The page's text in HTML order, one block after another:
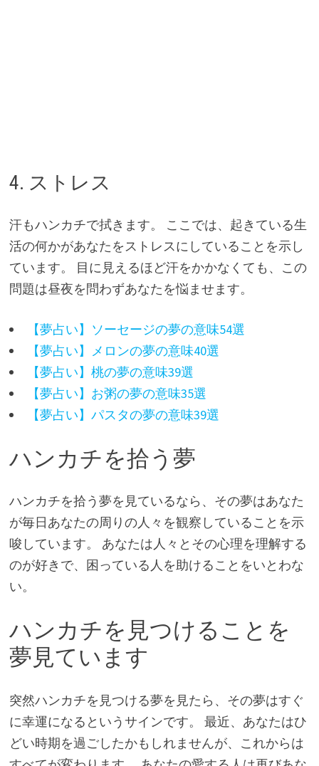
4. ストレス
汗もハンカチで拭きます。 ここでは、起きている生
活の何かがあなたをストレスにしていることを示し
ています。 目に見えるほど汗をかかなくても、この
問題は昼夜を問わずあなたを悩ませます。
【夢占い】ソーセージの夢の意味54選
【夢占い】メロンの夢の意味40選
【夢占い】桃の夢の意味39選
【夢占い】お粥の夢の意味35選
【夢占い】パスタの夢の意味39選
ハンカチを拾う夢
ハンカチを拾う夢を見ているなら、その夢はあなた
が毎日あなたの周りの人々を観察していることを示
唆しています。 あなたは人々とその心理を理解する
のが好きで、困っている人を助けることをいとわな
い。
ハンカチを見つけることを
夢見ています
突然ハンカチを見つける夢を見たら、その夢はすぐ
に幸運になるというサインです。 最近、あなたはひ
どい時期を過ごしたかもしれませんが、これからは